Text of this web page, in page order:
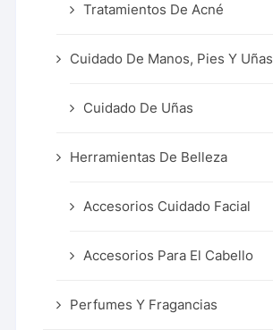
Tratamientos De Acné
Cuidado De Manos, Pies Y Uñas
Cuidado De Uñas
Herramientas De Belleza
Accesorios Cuidado Facial
Accesorios Para El Cabello
Perfumes Y Fragancias